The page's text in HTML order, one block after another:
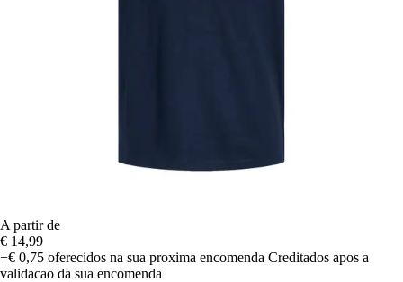
A partir de
€ 14,99
+€ 0,75 oferecidos na sua proxima encomenda Creditados apos a
validacao da sua encomenda